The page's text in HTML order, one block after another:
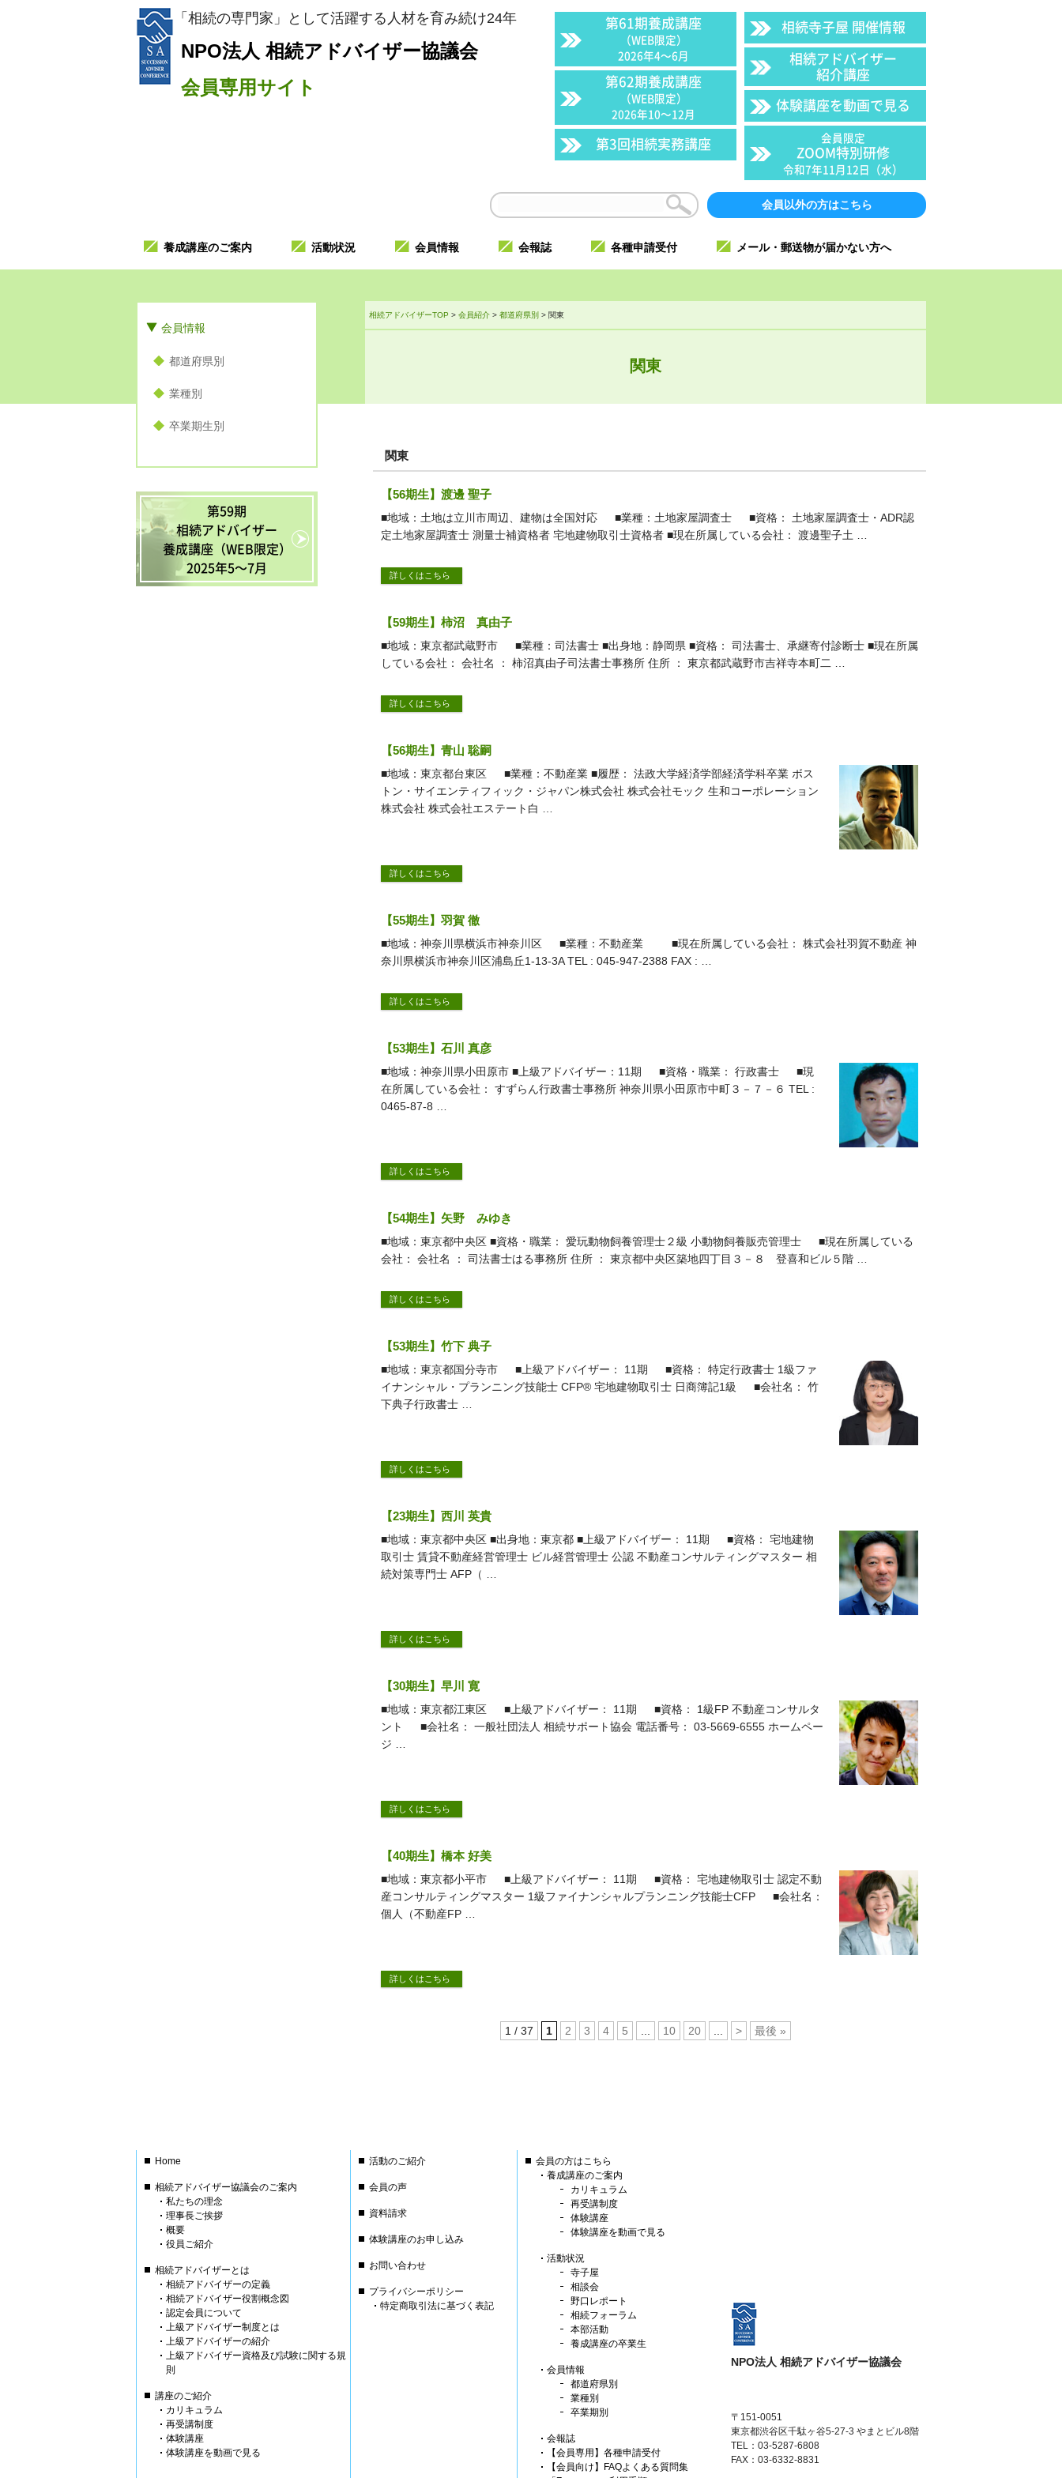
「相続の専門家」として活躍する人材を育み続け24年
NPO法人 相続アドバイザー協議会
会員専用サイト
第61期養成講座
（WEB限定）
2026年4〜6月
第62期養成講座
（WEB限定）
2026年10〜12月
第3回相続実務講座
相続寺子屋 開催情報
相続アドバイザー
紹介講座
体験講座を動画で見る
会員限定
ZOOM特別研修
令和7年11月12日（水）
会員以外の方はこちら
養成講座のご案内 活動状況 会員情報 会報誌 各種申請受付 メール・郵送物が届かない方へ
相続アドバイザーTOP > 会員紹介 > 都道府県別 > 関東
関東
関東
【56期生】渡邊 聖子
■地域：土地は立川市周辺、建物は全国対応 ■業種：土地家屋調査士 ■資格： 土地家屋調査士・ADR認
定土地家屋調査士 測量士補資格者 宅地建物取引士資格者 ■現在所属している会社： 渡邊聖子土 …
詳しくはこちら
【59期生】柿沼 真由子
■地域：東京都武蔵野市 ■業種：司法書士 ■出身地：静岡県 ■資格： 司法書士、承継寄付診断士 ■現在所属
している会社： 会社名 ： 柿沼真由子司法書士事務所 住所 ： 東京都武蔵野市吉祥寺本町二 …
詳しくはこちら
【56期生】青山 聡嗣
■地域：東京都台東区 ■業種：不動産業 ■履歴： 法政大学経済学部経済学科卒業 ボス
トン・サイエンティフィック・ジャパン株式会社 株式会社モック 生和コーポレーション
株式会社 株式会社エステート白 …
詳しくはこちら
【55期生】羽賀 徹
■地域：神奈川県横浜市神奈川区 ■業種：不動産業 ■現在所属している会社： 株式会社羽賀不動産 神
奈川県横浜市神奈川区浦島丘1-13-3A TEL : 045-947-2388 FAX : …
詳しくはこちら
【53期生】石川 真彦
■地域：神奈川県小田原市 ■上級アドバイザー：11期 ■資格・職業： 行政書士 ■現
在所属している会社： すずらん行政書士事務所 神奈川県小田原市中町３－７－６ TEL :
0465-87-8 …
詳しくはこちら
【54期生】矢野 みゆき
■地域：東京都中央区 ■資格・職業： 愛玩動物飼養管理士２級 小動物飼養販売管理士 ■現在所属している
会社： 会社名 ： 司法書士はる事務所 住所 ： 東京都中央区築地四丁目３－８ 登喜和ビル５階 …
詳しくはこちら
【53期生】竹下 典子
■地域：東京都国分寺市 ■上級アドバイザー： 11期 ■資格： 特定行政書士 1級ファ
イナンシャル・プランニング技能士 CFP® 宅地建物取引士 日商簿記1級 ■会社名： 竹
下典子行政書士 …
詳しくはこちら
【23期生】西川 英貴
■地域：東京都中央区 ■出身地：東京都 ■上級アドバイザー： 11期 ■資格： 宅地建物
取引士 賃貸不動産経営管理士 ビル経営管理士 公認 不動産コンサルティングマスター 相
続対策専門士 AFP（ …
詳しくはこちら
【30期生】早川 寛
■地域：東京都江東区 ■上級アドバイザー： 11期 ■資格： 1級FP 不動産コンサルタ
ント ■会社名： 一般社団法人 相続サポート協会 電話番号： 03-5669-6555 ホームペー
ジ …
詳しくはこちら
【40期生】橋本 好美
■地域：東京都小平市 ■上級アドバイザー： 11期 ■資格： 宅地建物取引士 認定不動
産コンサルティングマスター 1級ファイナンシャルプランニング技能士CFP ■会社名：
個人（不動産FP …
詳しくはこちら
1 / 37 1 2 3 4 5 10 20 > 最後 »
会員情報
都道府県別
業種別
卒業期生別
第59期
相続アドバイザー
養成講座（WEB限定）
2025年5〜7月
Home
相続アドバイザー協議会のご案内
私たちの理念
理事長ご挨拶
概要
役員ご紹介
相続アドバイザーとは
相続アドバイザーの定義
相続アドバイザー役割概念図
認定会員について
上級アドバイザー制度とは
上級アドバイザーの紹介
上級アドバイザー資格及び試験に関する規
則
講座のご紹介
カリキュラム
再受講制度
体験講座
体験講座を動画で見る
活動のご紹介
会員の声
資料請求
体験講座のお申し込み
お問い合わせ
プライバシーポリシー
特定商取引法に基づく表記
会員の方はこちら
養成講座のご案内
カリキュラム
再受講制度
体験講座
体験講座を動画で見る
活動状況
寺子屋
相談会
野口レポート
相続フォーラム
本部活動
養成講座の卒業生
会員情報
都道府県別
業種別
卒業期別
会報誌
【会員専用】各種申請受付
【会員向け】FAQよくある質問集
NPO法人 相続アドバイザー協議会
〒151-0051
東京都渋谷区千駄ヶ谷5-27-3 やまとビル8階
TEL：03-5287-6808
FAX：03-6332-8831